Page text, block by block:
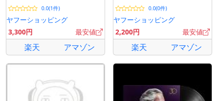
0.0(1件)
ヤフーショッピング
3,300円
最安値
楽天 アマゾン
0.0(0件)
ヤフーショッピング
2,200円
最安値
楽天 アマゾン